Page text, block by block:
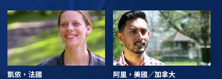
凱依，法國 阿里，美國／加拿大